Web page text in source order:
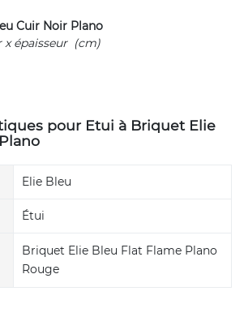
Cuir Noir Plano
x épaisseur (cm)
pour Etui à Briquet Elie
Elie Bleu
Étui
Briquet Elie Bleu Flat Flame Plano
Rouge